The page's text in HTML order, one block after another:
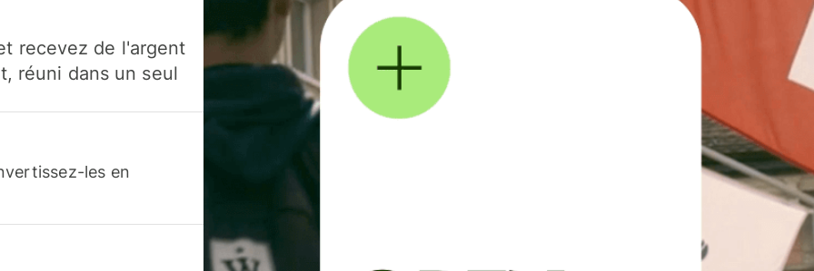
recevez de l'argent
réuni dans un seul
les en